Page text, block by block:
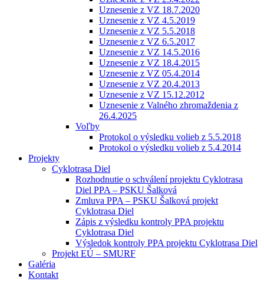
Uznesenie z VZ 18.7.2020
Uznesenie z VZ 4.5.2019
Uznesenie z VZ 5.5.2018
Uznesenie z VZ 6.5.2017
Uznesenie z VZ 14.5.2016
Uznesenie z VZ 18.4.2015
Uznesenie z VZ 05.4.2014
Uznesenie z VZ 20.4.2013
Uznesenie z VZ 15.12.2012
Uznesenie z Valného zhromaždenia z
26.4.2025
Voľby
Protokol o výsledku volieb z 5.5.2018
Protokol o výsledku volieb z 5.4.2014
Projekty
Cyklotrasa Diel
Rozhodnutie o schválení projektu Cyklotrasa
Diel PPA – PSKU Šalková
Zmluva PPA – PSKU Šalková projekt
Cyklotrasa Diel
Zápis z výsledku kontroly PPA projektu
Cyklotrasa Diel
Výsledok kontroly PPA projektu Cyklotrasa Diel
Projekt EÚ – SMURF
Galéria
Kontakt